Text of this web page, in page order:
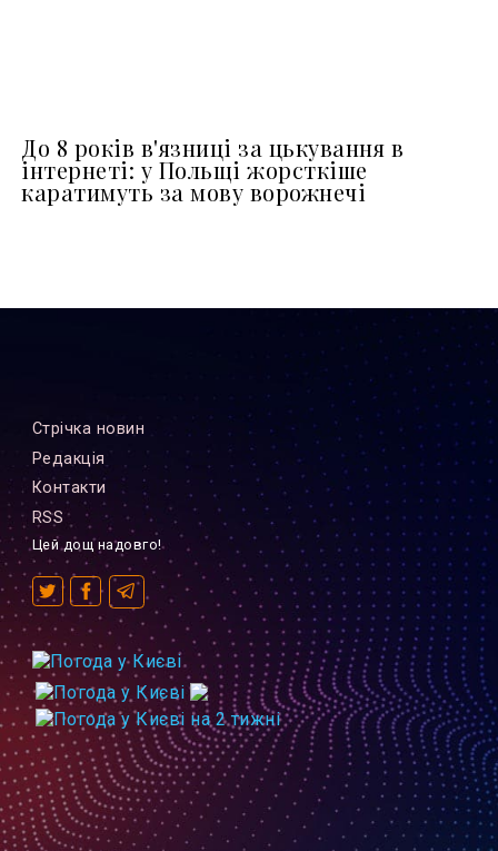
До 8 років в'язниці за цькування в
інтернеті: у Польщі жорсткіше
каратимуть за мову ворожнечі
Стрiчка новин
Редакцiя
Контакти
RSS
Цей дощ надовго!